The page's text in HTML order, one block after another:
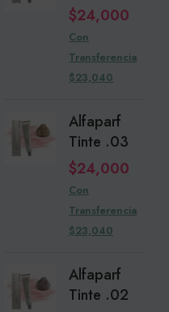
$24,000
Con
Transferencia
$23,040
Alfaparf
Tinte .03
$24,000
Con
Transferencia
$23,040
Alfaparf
Tinte .02